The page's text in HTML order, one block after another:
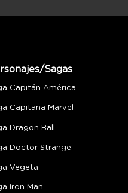
Sagas
Capitán América
Capitana Marvel
Dragon Ball
Doctor Strange
Vegeta
Iron Man